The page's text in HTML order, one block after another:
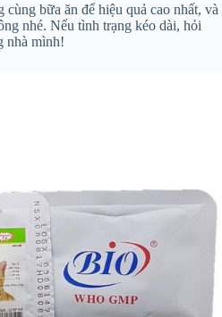
bữa ăn để hiệu quả cao nhất, và
nhé. Nếu tình trạng kéo dài, hỏi
nhà mình!